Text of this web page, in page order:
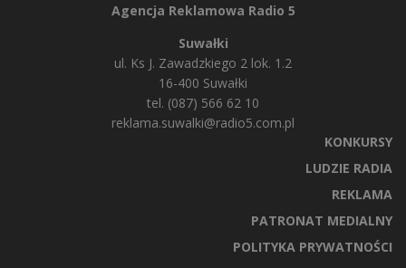
Agencja Reklamowa Radio 5
Suwałki
ul. Ks J. Zawadzkiego 2 lok. 1.2
16-400 Suwałki
tel. (087) 566 62 10
reklama.suwalki@radio5.com.pl
KONKURSY
LUDZIE RADIA
REKLAMA
PATRONAT MEDIALNY
POLITYKA PRYWATNOŚCI